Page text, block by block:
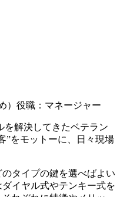
） 役職：マネージャー
を解決してきたベテラン
”をモットーに、日々現場
タイプの鍵を選べばよい
イヤル式やテンキー式を